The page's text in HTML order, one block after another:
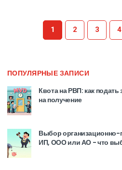
1 2 3 4
ПОПУЛЯРНЫЕ ЗАПИСИ
Квота на РВП: как
на получение
Выбор
ИП, ООО или АО - что